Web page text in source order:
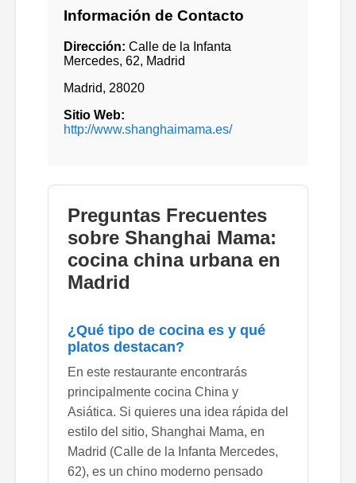
Información de Contacto
Dirección: Calle de la Infanta
Mercedes, 62, Madrid
Madrid, 28020
Sitio Web:
http://www.shanghaimama.es/
Preguntas Frecuentes
sobre Shanghai Mama:
cocina china urbana en
Madrid
¿Qué tipo de cocina es y qué
platos destacan?
En este restaurante encontrarás
principalmente cocina China y
Asiática. Si quieres una idea rápida del
estilo del sitio, Shanghai Mama, en
Madrid (Calle de la Infanta Mercedes,
62), es un chino moderno pensado